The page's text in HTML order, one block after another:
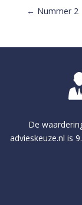
← Nummer 2
De
advieskeuze.nl is